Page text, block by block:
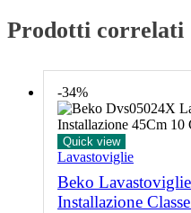
Prodotti correlati
-34%
Quick view
Lavastoviglie
Beko
Installazione